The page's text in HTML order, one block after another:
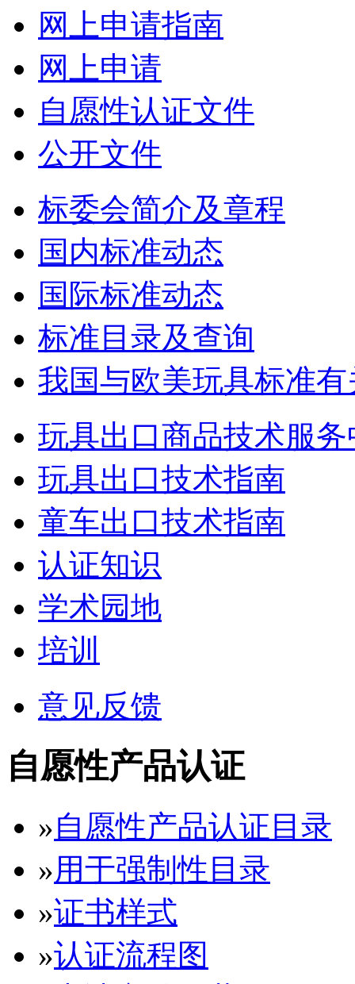
网上申请指南
网上申请
自愿性认证文件
公开文件
标委会简介及章程
国内标准动态
国际标准动态
标准目录及查询
我国与欧美玩具标准
玩具出口商品技术服
玩具出口技术指南
童车出口技术指南
认证知识
学术园地
培训
意见反馈
自愿性产品认证
»自愿性产品认证目录
»用于强制性目录
»证书样式
»认证流程图